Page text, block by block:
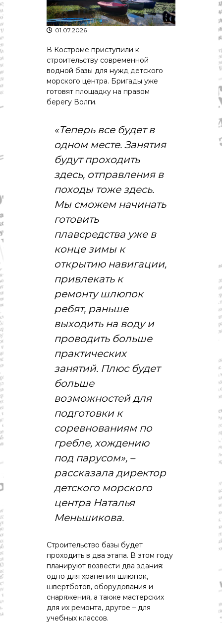
р
а
в
а
"
К
о
с
о
м
ы
и
К
о
м
к
й
о
л
т
.
о
в
с
и
,
о
и
т
,
э
о
о
м
к
,
к
л
у
р
а
с
п
о
р
01.07.2026
В Костроме приступили к
строительству современной
водной базы для нужд детского
морского центра. Бригады уже
готовят площадку на правом
берегу Волги.
«Теперь все будет в
одном месте. Занятия
будут проходить
здесь, отправления в
походы тоже здесь.
Мы сможем начинать
готовить
плавсредства уже в
конце зимы к
открытию навигации,
привлекать к
ремонту шлюпок
ребят, раньше
выходить на воду и
проводить больше
практических
занятий. Плюс будет
больше
возможностей для
подготовки к
соревнованиям по
гребле, хождению
под парусом», –
рассказала директор
детского морского
центра Наталья
Меньшикова.
Строительство базы будет
проходить в два этапа. В этом году
планируют возвести два здания:
одно для хранения шлюпок,
швертботов, оборудования и
снаряжения, а также мастерских
для их ремонта, другое – для
учебных классов.